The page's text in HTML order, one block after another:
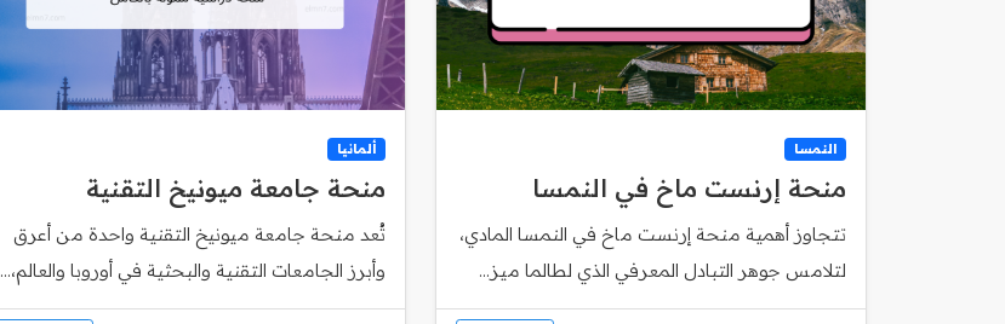
النمسا
منحة إرنست ماخ في النمسا
تتجاوز أهمية منحة إرنست ماخ في النمسا المادي،
لتلامس جوهر التبادل المعرفي الذي لطالما ميز...
ألمانيا
منحة جامعة ميونيخ التقنية
تُعد منحة جامعة ميونيخ التقنية واحدة من أعرق
وأبرز الجامعات التقنية والبحثية في أوروبا والعالم،...